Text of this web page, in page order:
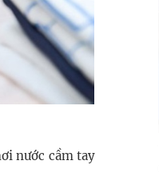
nước cầm tay